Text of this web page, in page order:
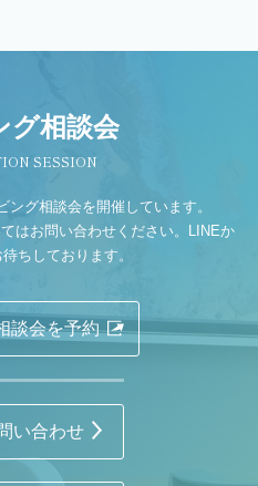
グ相談会
SESSION
グ相談会を開催しています。
はお問い合わせください。LINEか
ちしております。
談会を予約
い合わせ